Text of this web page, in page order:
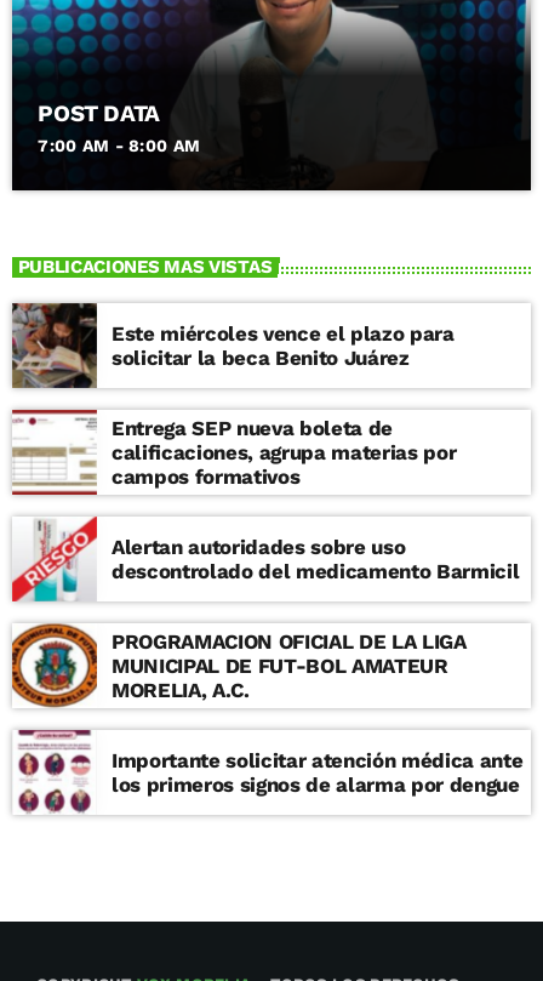
POST DATA
7:00 AM - 8:00 AM
PUBLICACIONES MAS VISTAS
Este miércoles vence el plazo para
solicitar la beca Benito Juárez
Entrega SEP nueva boleta de
calificaciones, agrupa materias por
campos formativos
Alertan autoridades sobre uso
descontrolado del medicamento Barmicil
PROGRAMACION OFICIAL DE LA LIGA
MUNICIPAL DE FUT-BOL AMATEUR
MORELIA, A.C.
Importante solicitar atención médica ante
los primeros signos de alarma por dengue